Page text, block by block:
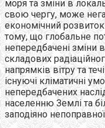
моря та зміни в
свою чергу, може
економічний
тому, що глобальне
непередбачені зміни
складових
напрямків вітру та
існуючі кліматичні
непередбачених
населенню Землі та
заподіяно